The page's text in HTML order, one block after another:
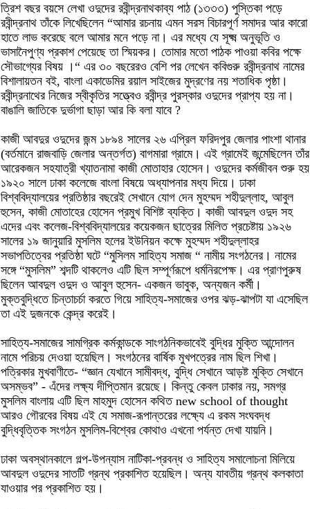
ত্রিশ বছর বয়সে লেখা ওদুদের রবীন্দ্রনাথকাব্য পাঠ (১৩৩৩) পুস্তিকা পড়ে
রবীন্দ্রনাথ তাঁকে লিখেছিলেন “আমার রচনায় এমন সরস বিচারপূর্ণ সমাদর আর কারো
হাতে লাভ করেছে বলে আমার মনে পড়ে না। এর মধ্যে যে সূক্ষ্ম অনুভূতি ও
ভাসানৈপুণ্য প্রকাশ পেয়েছে তা স্মিয়কর। তোমার মতো পাঠক পাওয়া কবির পক্ষে
সৌভাগ্যের বিষয় ।“ এর ৩০ বছরেরও বেশি পর লেখেন কবিগুরু রবীন্দ্রনাথ নামের
বিশালায়তন বই, বাংলা একাডেমির রয়াল সাইজের মুদ্রণের নয় শতাধিক পৃষ্ঠা।
রবীন্দ্রনাথের নিজের স্বীকৃতির সত্ত্বেও রবীন্দ্র পুরস্কার ওদুদের প্রাপ্য হয় না।
বাঙালি জাতিকে দুর্ভাগা ছাড়া আর কি বলা যাবে ?
কাজী আবদুর ওদুদের জন্ম ১৮৯৪ সালের ২৬ এপ্রিল ফরিদপুর জেলার পাংশা থানার
(বর্তমানে রাজবাড়ি জেলার অন্তর্গত) বাগমারা গ্রামে। এই গ্রামেই জন্মেছিলেন তাঁর
আরেকজন সহযাত্রী খ্যাতনামা কাজী মোতাহার হোসেন। ওদুদের কর্মজীবন শুরু হয়
১৯২০ সালে ঢাকা কলেজে বাংলা বিষয়ে অধ্যাপনার মধ্য দিয়ে। ঢাকা
বিশ্ববিদ্যালয়ের প্রতিষ্ঠার বছরেই সেখানে যোগ দেন মুহম্মদ শহীদুল্লাহ, আবুল
হুসেন, কাজী মোতাহের হোসেন প্রমুখ বিশিষ্ট ব্যক্তি। কাজী আবদুল ওদুদ সহ
এদের এবং কলেজ-বিশ্ববিদ্যালয়ের কয়েকজন ছাত্রের মিলিত প্রচেষ্টায় ১৯২৬
সালের ১৯ জানুয়ারি মুসলিম হলের ইউনিয়ন কক্ষে মুহম্মদ শহীদুল্লাহর
সভাপতিত্বের প্রতিষ্ঠা ঘটে “মুসিলম সাহিত্য সমাজ “ নামীয় সংগঠনের। নামের
সঙ্গে “মুসলিম” শব্দটি থাকলেও এটি ছিল সম্পূর্ণরূপে ধর্মনিরপেক্ষ। এর প্রাণপুরুষ
ছিলেন আবদুল ওদুদ ও আবুল হুসেন- একজন ভাবুক, অন্যজন কর্মী।
মুক্তবুদ্ধিতে চিন্তাচর্চা করতে গিয়ে সাহিত্য-সমাজের ওপর ঝড়-ঝাপটা যা এসেছিল
তা এই দুজনকে কেন্দ্র করেই।
সাহিত্য-সমাজের সামগ্রিক কর্মকান্ডকে সাংগঠনিকভাবেই বুদ্ধির মুক্তি আন্দোলন
নামে পরিচয় দেওয়া হয়েছিল। সংগঠনের বার্ষিক মুখপত্রের নাম ছিল শিখা।
পত্রিকার মুখবাণীতে- “জ্ঞান যেখানে সামীবদ্ধ, বুদ্ধি সেখানে আড়ষ্ট মুক্তি সেখানে
অসম্ভব” - এঁদের লক্ষ্য দীপ্তিমান রয়েছে। কিন্তু কেবল ঢাকার নয়, সমগ্র
মুসলিম বাংলায় এটি ছিল মাহমুদ হোসেন কথিত new school of thought
আরও গৌরবের বিষয় এই যে সমাজ-রূপান্তরের লক্ষ্যে এ রকম সংঘবদ্ধ
বুদ্ধিবৃত্তিক সংগঠন মুসলিম-বিশ্বের কোথাও এখনো পর্যন্ত দেখা যায়নি।
ঢাকা অবস্থানকালে গল্প-উপন্যাস নাটিকা-প্রবন্ধ ও সাহিত্য সমালোচনা মিলিয়ে
আবদুল ওদুদের সাতটি গ্রন্থ প্রকাশিত হয়েছিল। অন্য যাবতীয় গ্রন্থ কলকাতা
যাওয়ার পর প্রকাশিত হয়।